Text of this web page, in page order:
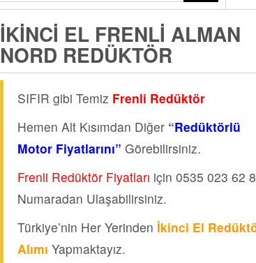
İKINCI EL FRENLI ALMAN
NORD REDÜKTÖR
SIFIR gibi Temiz Frenli Redüktör
Hemen Alt Kısımdan Diğer “Redüktörlü
Motor Fiyatlarını” Görebilirsiniz.
Frenli Redüktör Fiyatları için 0535 023 62
Numaradan Ulaşabilirsiniz.
Türkiye’nin Her Yerinden İkinci El
Alımı Yapmaktayız.